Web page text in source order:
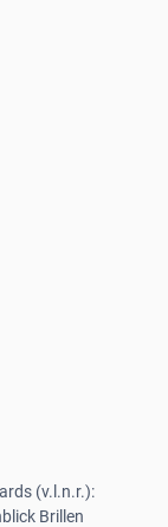
(v.l.n.r.):
Brillen